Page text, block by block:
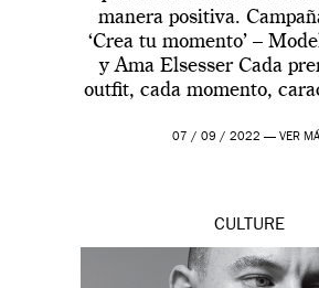
manera positiva.
‘Crea tu momento’ –
y Ama Elsesser Cada
outfit, cada momento,
07 / 09 / 2022 — VER
CULTURE